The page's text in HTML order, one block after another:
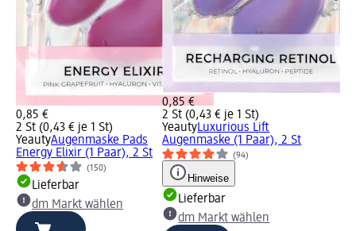
0,85 €
2 St (0,43 € je 1 St)
YeautyAugenmaske Pads
Energy Elixir (1 Paar), 2 St
(150)
Lieferbar
dm Markt wählen
0,85 €
2 St (0,43 € je 1 St)
YeautyLuxurious Lift
Augenmaske (1 Paar), 2 St
(94)
Hinweise
Lieferbar
dm Markt wählen